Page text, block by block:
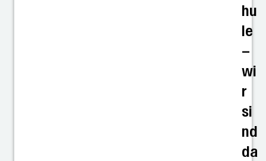
hu
le
–
wi
r
si
nd
da